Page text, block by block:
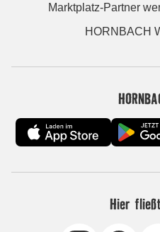
Marktplatz-Partner
HORNBACH
Hier